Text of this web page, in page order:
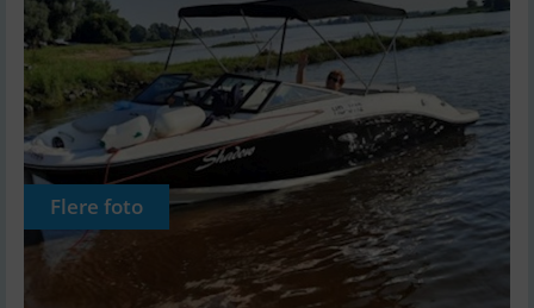
Flere foto